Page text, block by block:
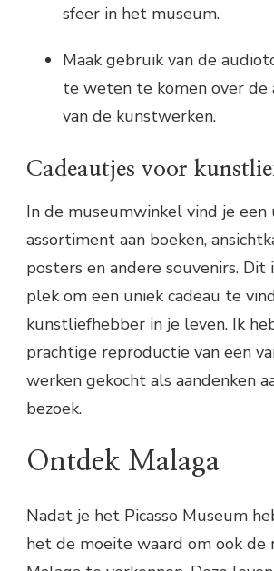
sfeer in het museum.
Maak gebruik van de
te weten te komen over de
van de kunstwerken.
Cadeautjes voor
In de museumwinkel vind je
assortiment aan boeken,
posters en andere souvenirs. Dit
plek om een uniek cadeau te
kunstliefhebber in je leven. Ik
prachtige reproductie van een
werken gekocht als aandenken
bezoek.
Ontdek Malaga
Nadat je het Picasso Museum
het de moeite waard om ook de